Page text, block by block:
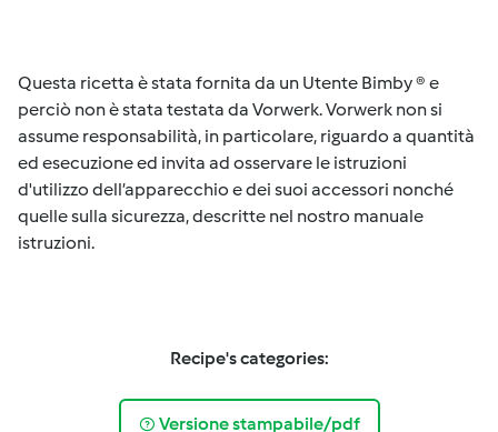
Questa ricetta è stata fornita da un Utente Bimby ® e
perciò non è stata testata da Vorwerk. Vorwerk non si
assume responsabilità, in particolare, riguardo a quantità
ed esecuzione ed invita ad osservare le istruzioni
d'utilizzo dell’apparecchio e dei suoi accessori nonché
quelle sulla sicurezza, descritte nel nostro manuale
istruzioni.
Recipe's categories:
Versione stampabile/pdf